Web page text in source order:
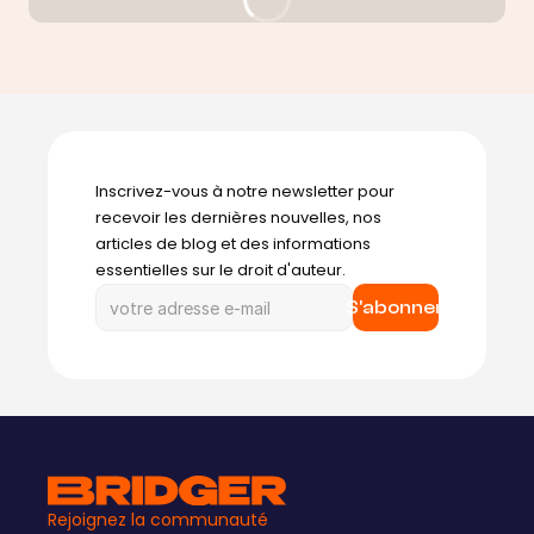
L'enregistrement doit sonner de façon
professionnels. Vous ne pourrez pas
rattraper de mauvais enregistrements au
Inscrivez-vous à notre newsletter pour
recevoir les dernières nouvelles, nos
articles de blog et des informations
essentielles sur le droit d'auteur.
S'abonner
Rejoignez la communauté